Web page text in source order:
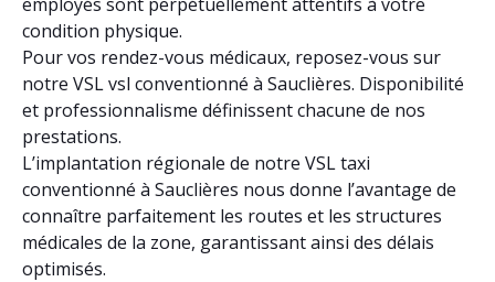
condition physique.
Pour vos rendez-vous médicaux, reposez-vous sur
notre VSL vsl conventionné à Sauclières. Disponibilité
et professionnalisme définissent chacune de nos
prestations.
L’implantation régionale de notre VSL taxi
conventionné à Sauclières nous donne l’avantage de
connaître parfaitement les routes et les structures
médicales de la zone, garantissant ainsi des délais
optimisés.